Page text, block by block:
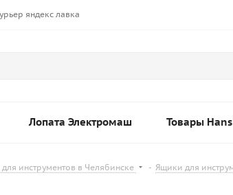
яндекс лавка
Лопата Электромаш Товары
инструментов в Челябинске - Ящики для